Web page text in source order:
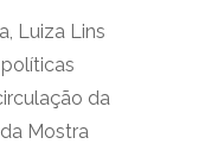
Luiza Lins
da
Mostra